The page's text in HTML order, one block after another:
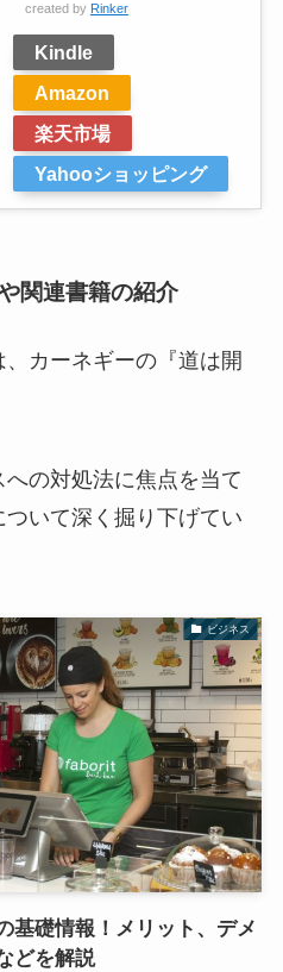
created by Rinker
Kindle
Amazon
楽天市場
Yahooショッピング
関連書籍の紹介
カーネギーの『道は開
の対処法に焦点を当て
いて深く掘り下げてい
ビジネス
基礎情報！メリット、デメ
どを解説